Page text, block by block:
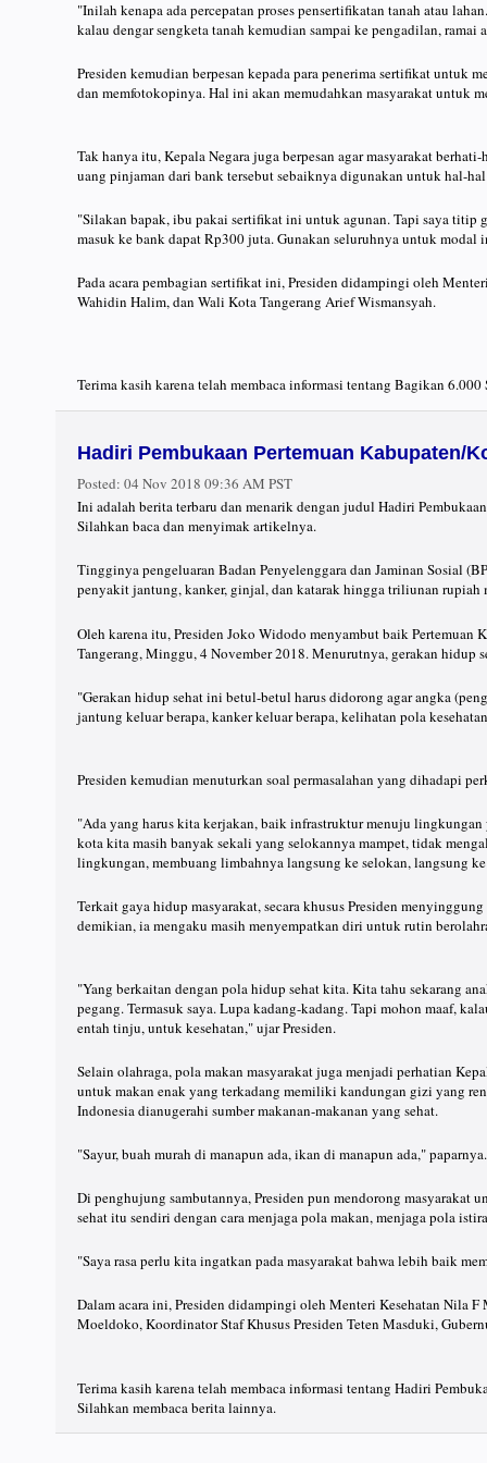
"Inilah kenapa ada percepatan proses pensertifikatan tanah atau
kalau dengar sengketa tanah kemudian sampai ke pengadilan, ramai
Presiden kemudian berpesan kepada para penerima sertifikat untuk
dan memfotokopinya. Hal ini akan memudahkan masyarakat untuk
Tak hanya itu, Kepala Negara juga berpesan agar masyarakat
uang pinjaman dari bank tersebut sebaiknya digunakan untuk hal-
"Silakan bapak, ibu pakai sertifikat ini untuk agunan. Tapi saya
masuk ke bank dapat Rp300 juta. Gunakan seluruhnya untuk
Pada acara pembagian sertifikat ini, Presiden didampingi oleh
Wahidin Halim, dan Wali Kota Tangerang Arief Wismansyah.
Terima kasih karena telah membaca informasi tentang Bagikan
Hadiri Pembukaan Pertemuan Kabupaten/
Posted: 04 Nov 2018 09:36 AM PST
Ini adalah berita terbaru dan menarik dengan judul Hadiri
Silahkan baca dan menyimak artikelnya.
Tingginya pengeluaran Badan Penyelenggara dan Jaminan Sosial
penyakit jantung, kanker, ginjal, dan katarak hingga triliunan rupiah
Oleh karena itu, Presiden Joko Widodo menyambut baik
Tangerang, Minggu, 4 November 2018. Menurutnya, gerakan hidup
"Gerakan hidup sehat ini betul-betul harus didorong agar angka
jantung keluar berapa, kanker keluar berapa, kelihatan pola
Presiden kemudian menuturkan soal permasalahan yang dihadapi
"Ada yang harus kita kerjakan, baik infrastruktur menuju
kota kita masih banyak sekali yang selokannya mampet, tidak
lingkungan, membuang limbahnya langsung ke selokan, langsung
Terkait gaya hidup masyarakat, secara khusus Presiden
demikian, ia mengaku masih menyempatkan diri untuk rutin
"Yang berkaitan dengan pola hidup sehat kita. Kita tahu sekarang
pegang. Termasuk saya. Lupa kadang-kadang. Tapi mohon maaf,
entah tinju, untuk kesehatan," ujar Presiden.
Selain olahraga, pola makan masyarakat juga menjadi perhatian
untuk makan enak yang terkadang memiliki kandungan gizi yang
Indonesia dianugerahi sumber makanan-makanan yang sehat.
"Sayur, buah murah di manapun ada, ikan di manapun ada," paparnya.
Di penghujung sambutannya, Presiden pun mendorong masyarakat
sehat itu sendiri dengan cara menjaga pola makan, menjaga pola
"Saya rasa perlu kita ingatkan pada masyarakat bahwa lebih baik
Dalam acara ini, Presiden didampingi oleh Menteri Kesehatan Nila
Moeldoko, Koordinator Staf Khusus Presiden Teten Masduki,
Terima kasih karena telah membaca informasi tentang Hadiri
Silahkan membaca berita lainnya.